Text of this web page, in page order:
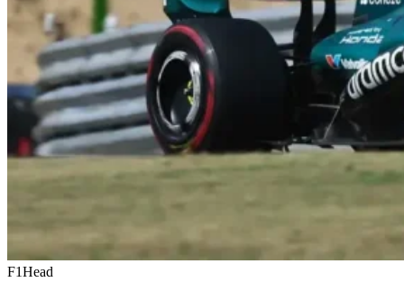
F1Head